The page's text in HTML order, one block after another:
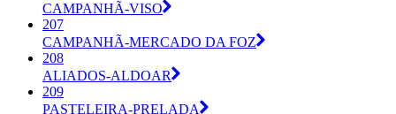
CAMPANHÃ-VISO
207
CAMPANHÃ-MERCADO DA FOZ
208
ALIADOS-ALDOAR
209
PASTELEIRA-PRELADA